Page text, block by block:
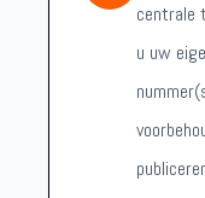
centrale
u uw